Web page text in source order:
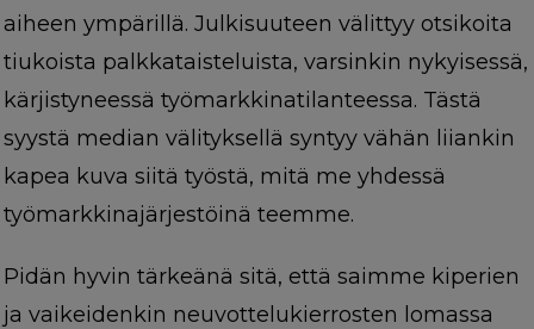
aiheen ympärillä. Julkisuuteen välittyy otsikoita
tiukoista palkkataisteluista, varsinkin nykyisessä,
kärjistyneessä työmarkkinatilanteessa. Tästä
syystä median välityksellä syntyy vähän liiankin
kapea kuva siitä työstä, mitä me yhdessä
työmarkkinajärjestöinä teemme.
Pidän hyvin tärkeänä sitä, että saimme kiperien
ja vaikeidenkin neuvottelukierrosten lomassa